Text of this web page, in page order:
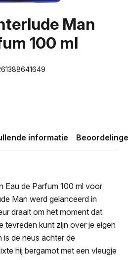
Man
100 ml
informatie
Eau de Parfum 100 ml voor
Man werd gelanceerd in
draait om het moment dat
tevreden kunt zijn over je eigen
is de neus achter de
hij bergamot met een vleugje